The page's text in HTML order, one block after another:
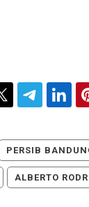
PERSIB
ALBERTO